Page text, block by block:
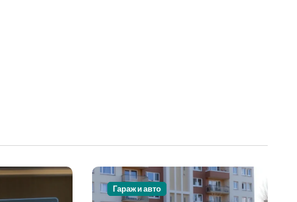
Гараж и авто